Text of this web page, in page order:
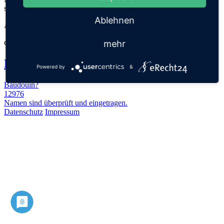
stehen!
Alles Gute bei eurer Suche wünscht euch
das Team der
Kennst du schon
Baudouin?
12976
Namen sind überprüft und eingetragen.
Datenschutz Impressum
Ablehnen
mehr
Powered by &